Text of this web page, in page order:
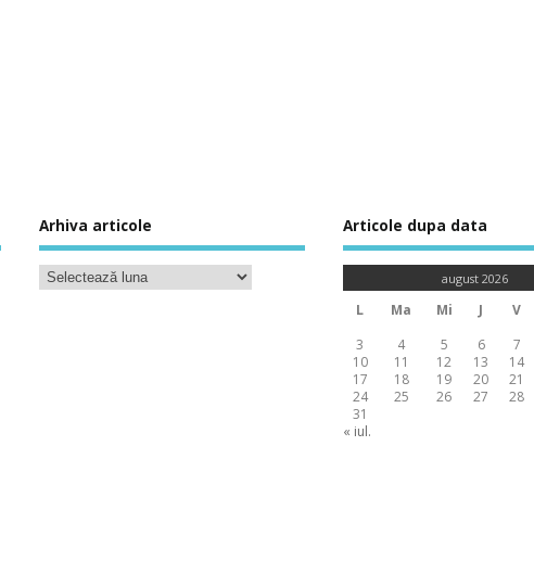
Arhiva articole Articole dupa data
august 2026
L Ma Mi J V
3
4 5 6 7
10
11 12 13 14
17
18 19 20 21
24
25 26 27 28
31
« iul.